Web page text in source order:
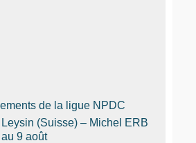
de la ligue NPDC
Leysin (Suisse) – Michel ERB
9 août